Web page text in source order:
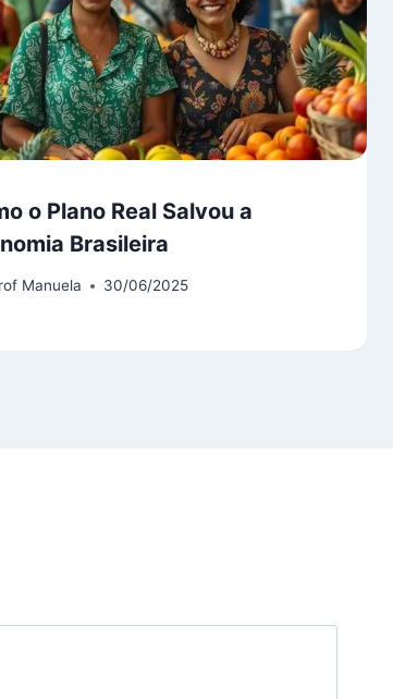
o Plano Real Salvou a
Brasileira
Manuela 30/06/2025